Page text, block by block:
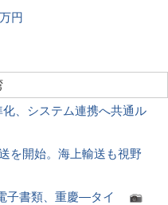
万円
化、システム連携へ共通ル
を開始。海上輸送も視野
電子書類、重慶―タイ